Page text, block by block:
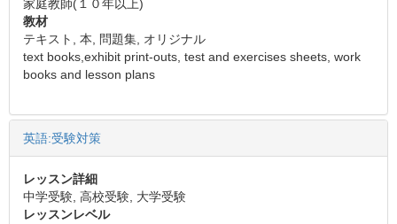
家庭教師(１０年以上)
教材
テキスト, 本, 問題集, オリジナル
text books,exhibit print-outs, test and exercises sheets, work
books and lesson plans
英語:受験対策
レッスン詳細
中学受験, 高校受験, 大学受験
レッスンレベル